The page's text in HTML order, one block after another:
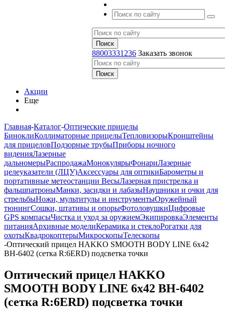
88003331236 Заказать звонок
Акции
Еще
Главная-Каталог-Оптические прицелы
БиноклиКоллиматорные прицелыТепловизорыКронштейны
для прицеловПодзорные трубыПриборы ночного
виденияЛазерные
дальномерыРаспродажаМонокулярыФонариЛазерные
целеуказатели (ЛЦУ)Аксессуары для оптикиБарометры и
портативные метеостанции ВесыЛазерная пристрелка и
фальшпатроныМанки, засидки и лабазыНаушники и очки для
стрельбыНожи, мультитулы и инструментыОружейный
тюнингСошки, штативы и опорыФотоловушкиЦифровые
GPS компасыЧистка и уход за оружиемЭкипировкаЭлементы
питанияАрхивные моделиКерамика и стеклоРогатки для
охотыКвадрокоптерыМикроскопыТелескопы
-Оптический прицел HAKKO SMOOTH BODY LINE 6x42
BH-6402 (сетка R:6ERD) подсветка точки
Оптический прицел HAKKO
SMOOTH BODY LINE 6x42 BH-6402
(сетка R:6ERD) подсветка точки